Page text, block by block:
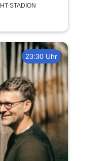
STADION
23:30 Uhr